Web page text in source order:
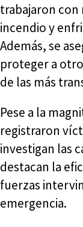
trabajaron con
incendio y
Además, se
proteger a
de las más
Pese a la
registraron
investigan las
destacan la
fuerzas
emergencia.